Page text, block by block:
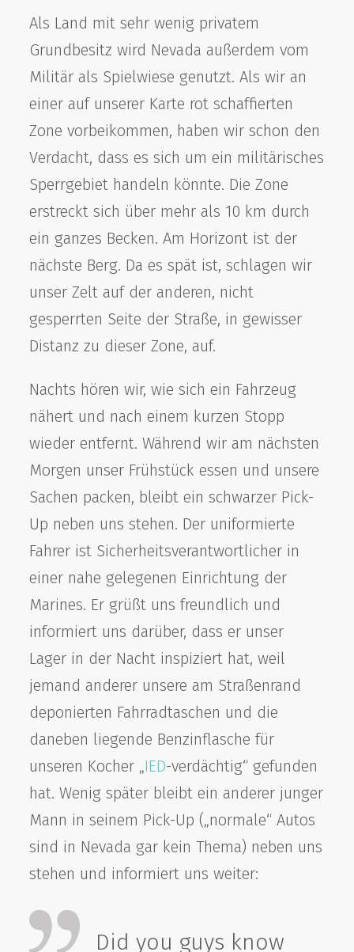
Als Land mit sehr wenig privatem
Grundbesitz wird Nevada außerdem vom
Militär als Spielwiese genutzt. Als wir an
einer auf unserer Karte rot schaffierten
Zone vorbeikommen, haben wir schon den
Verdacht, dass es sich um ein militärisches
Sperrgebiet handeln könnte. Die Zone
erstreckt sich über mehr als 10 km durch
ein ganzes Becken. Am Horizont ist der
nächste Berg. Da es spät ist, schlagen wir
unser Zelt auf der anderen, nicht
gesperrten Seite der Straße, in gewisser
Distanz zu dieser Zone, auf.
Nachts hören wir, wie sich ein Fahrzeug
nähert und nach einem kurzen Stopp
wieder entfernt. Während wir am nächsten
Morgen unser Frühstück essen und unsere
Sachen packen, bleibt ein schwarzer Pick-
Up neben uns stehen. Der uniformierte
Fahrer ist Sicherheitsverantwortlicher in
einer nahe gelegenen Einrichtung der
Marines. Er grüßt uns freundlich und
informiert uns darüber, dass er unser
Lager in der Nacht inspiziert hat, weil
jemand anderer unsere am Straßenrand
deponierten Fahrradtaschen und die
daneben liegende Benzinflasche für
unseren Kocher „IED-verdächtig“ gefunden
hat. Wenig später bleibt ein anderer junger
Mann in seinem Pick-Up („normale“ Autos
sind in Nevada gar kein Thema) neben uns
stehen und informiert uns weiter:
Did you guys know